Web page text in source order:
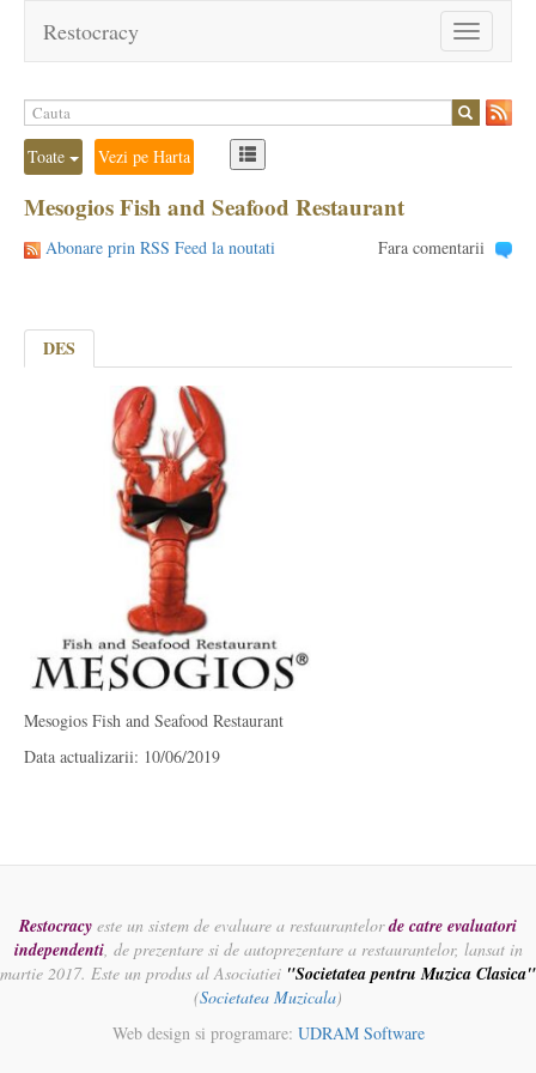
Toggle
navigation
Restocracy
Toate Vezi pe Harta
Mesogios Fish and Seafood Restaurant
Abonare prin RSS Feed la noutati Fara comentarii
DES
Mesogios Fish and Seafood Restaurant
Data actualizarii: 10/06/2019
Restocracy este un sistem de evaluare a restaurantelorde catre evaluatori
independenti, de prezentare si de autoprezentare a restaurantelor, lansat in
martie 2017. Este un produs al Asociatiei "Societatea pentru Muzica Clasica"
(Societatea Muzicala)
Web design si programare: UDRAM Software